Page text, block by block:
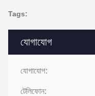
যোগাযোগ
যোগাযোগ:
টেলিফোন:
Tags: